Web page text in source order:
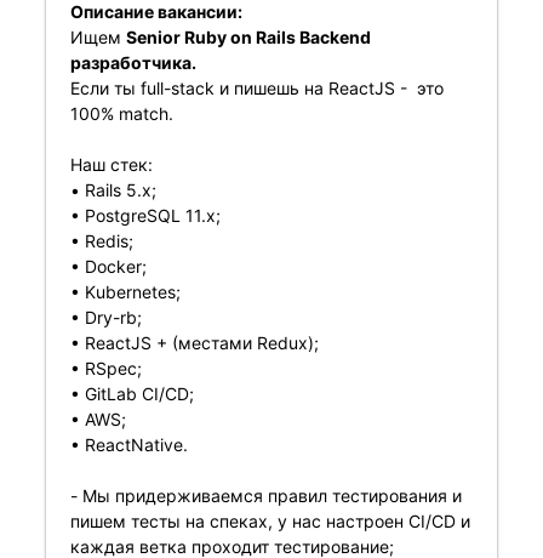
Описание вакансии:
Ищем Senior Ruby on Rails Backend
разработчика.
Если ты full-stack и пишешь на ReactJS - это
100% match.
Наш стек:
• Rails 5.x;
• PostgreSQL 11.x;
• Redis;
• Docker;
• Kubernetes;
• Dry-rb;
• ReactJS + (местами Redux);
• RSpec;
• GitLab CI/CD;
• AWS;
• ReactNative.
- Мы придерживаемся правил тестирования и
пишем тесты на спеках, у нас настроен CI/CD и
каждая ветка проходит тестирование;